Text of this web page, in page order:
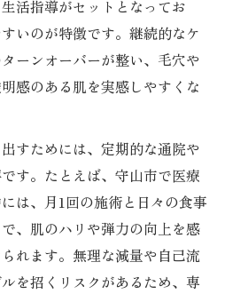
活指導がセットとなってお
いのが特徴です。継続的なケ
ーンオーバーが整い、毛穴や
感のある肌を実感しやすくな
すためには、定期的な通院や
す。たとえば、守山市で医療
は、月1回の施術と日々の食事
、肌のハリや弾力の向上を感
れます。無理な減量や自己流
を招くリスクがあるため、専